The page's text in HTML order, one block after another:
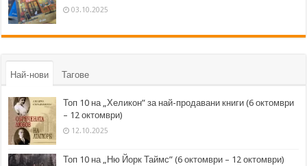
03.10.2025
Най-нови Тагове
Топ 10 на „Хеликон” за най-продавани книги (6 октомври
– 12 октомври)
12.10.2025
Топ 10 на „Ню Йорк Таймс” (6 октомври – 12 октомври)